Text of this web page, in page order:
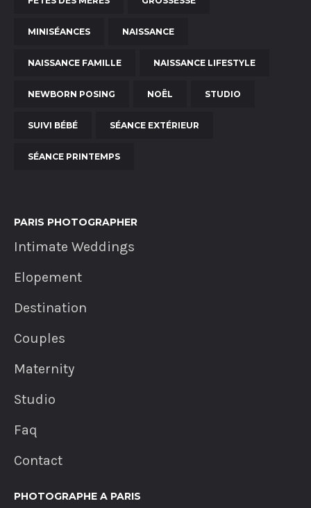
MINISÉANCES NAISSANCE
NAISSANCE FAMILLE NAISSANCE LIFESTYLE
NEWBORN POSING NOËL STUDIO
SUIVI BÉBÉ SÉANCE EXTÉRIEUR
SÉANCE PRINTEMPS
PARIS PHOTOGRAPHER
Intimate Weddings
Elopement
Destination
Couples
Maternity
Studio
Faq
Contact
PHOTOGRAPHE A PARIS